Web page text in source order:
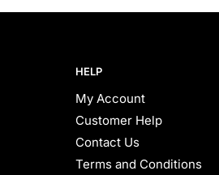
HELP
My Account
Customer Help
Contact Us
Terms and Conditions